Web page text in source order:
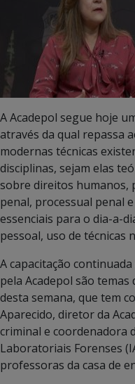
A Acadepol segue hoje
através da qual repassa
modernas técnicas
disciplinas, sejam elas
sobre direitos humanos,
penal, processual penal
essenciais para o dia-a-
pessoal, uso de técnicas
A capacitação
pela Acadepol são
desta semana, que tem
Aparecido, diretor da
criminal e coordenadora
Laboratoriais Forenses
professoras da casa de